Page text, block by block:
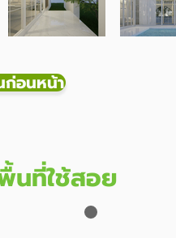
ก่อนหน้า
นที่ใช้สอย